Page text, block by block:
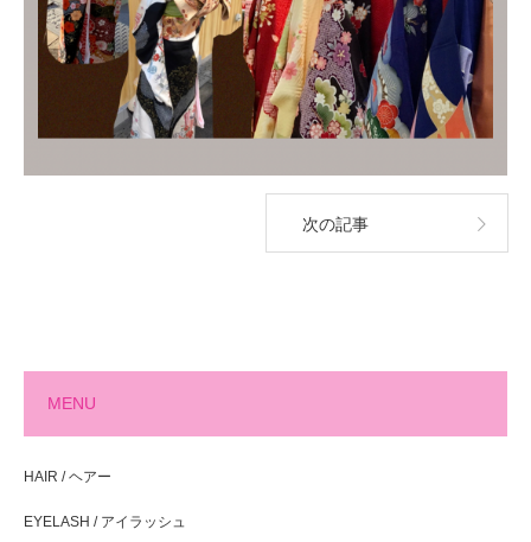
次の記事
MENU
HAIR / ヘアー
EYELASH / アイラッシュ